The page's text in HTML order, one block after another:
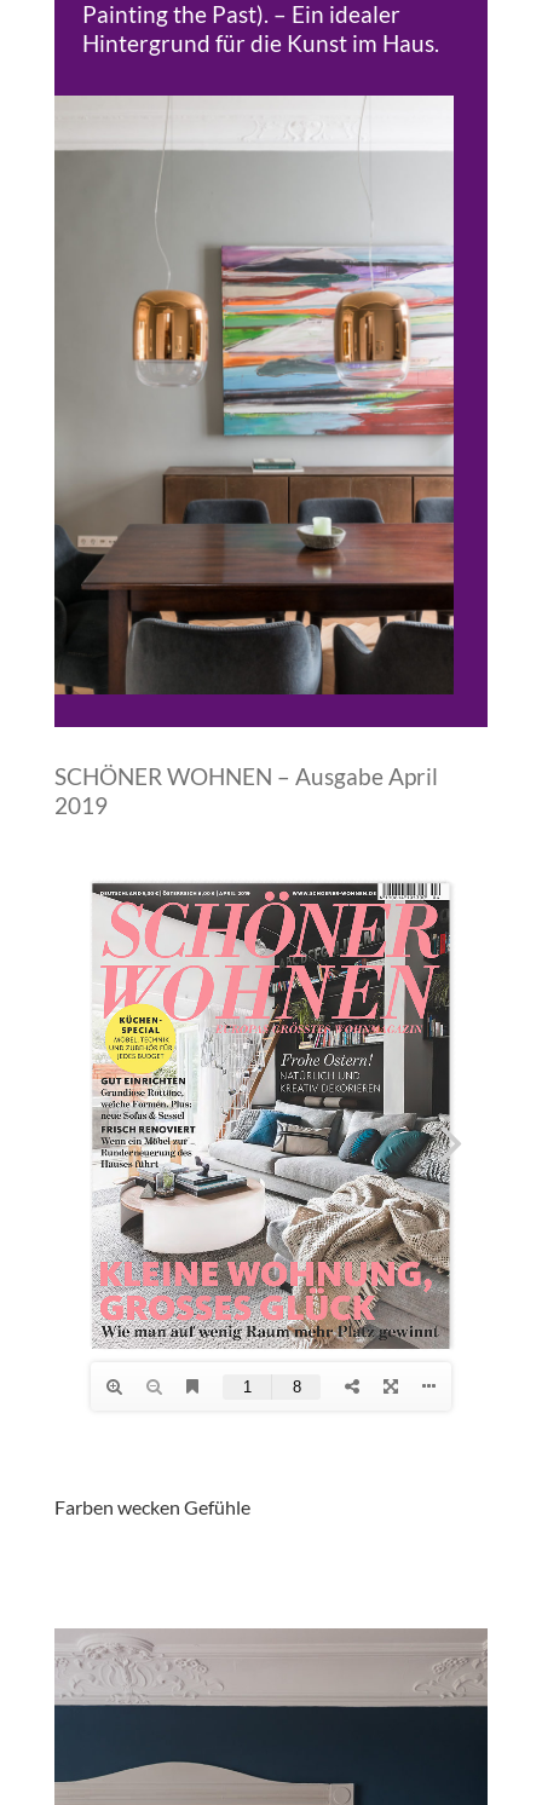
Painting the Past). – Ein idealer
Hintergrund für die Kunst im Haus.
SCHÖNER WOHNEN – Ausgabe April
2019
Farben wecken Gefühle